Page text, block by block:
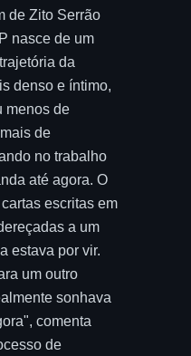
de Zito Serrão
nasce de um
da
denso e íntimo,
menos de
de
no trabalho
até agora. O
escritas em
a um
estava por vir.
um outro
sonhava
comenta
de